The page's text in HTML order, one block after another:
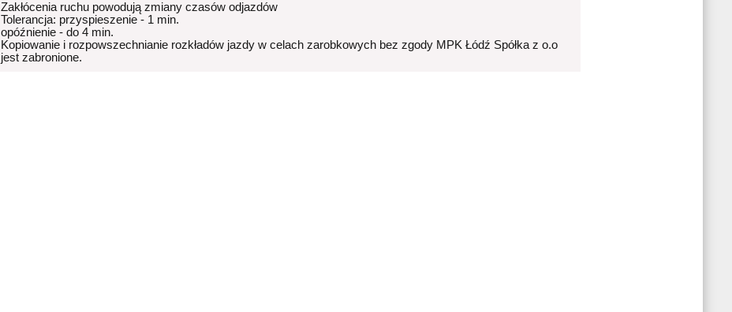
Zakłócenia ruchu powodują zmiany czasów odjazdów
Tolerancja: przyspieszenie - 1 min.
opóźnienie - do 4 min.
Kopiowanie i rozpowszechnianie rozkładów jazdy w celach zarobkowych bez zgody MPK Łódź Spółka z o.o
jest zabronione.